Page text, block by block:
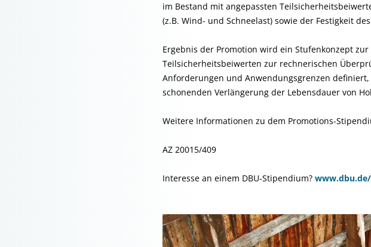
im Bestand mit angepassten
(z.B. Wind- und Schneelast) sowie der Festigkeit
Ergebnis der Promotion wird ein Stufenkonzept
Teilsicherheitsbeiwerten zur rechnerischen
Anforderungen und Anwendungsgrenzen
schonenden Verlängerung der Lebensdauer von
Weitere Informationen zu dem Promotions-
AZ 20015/409
Interesse an einem DBU-Stipendium?